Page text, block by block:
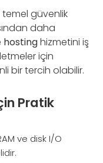
temel güvenlik
daha
hostinghizmetini iş
için
bir tercih olabilir.
Pratik
ve disk I/O